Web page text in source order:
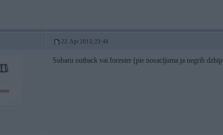
22. Apr 2013, 23:48
Subaru outback vai forester (pie nosacījuma ja negrib